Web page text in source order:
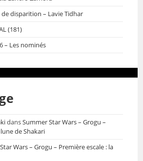
de disparition – Lavie Tidhar
(181)
– Les nominés
dansSummer Star Wars – Grogu –
de Shakari
Wars – Grogu – Première escale : la